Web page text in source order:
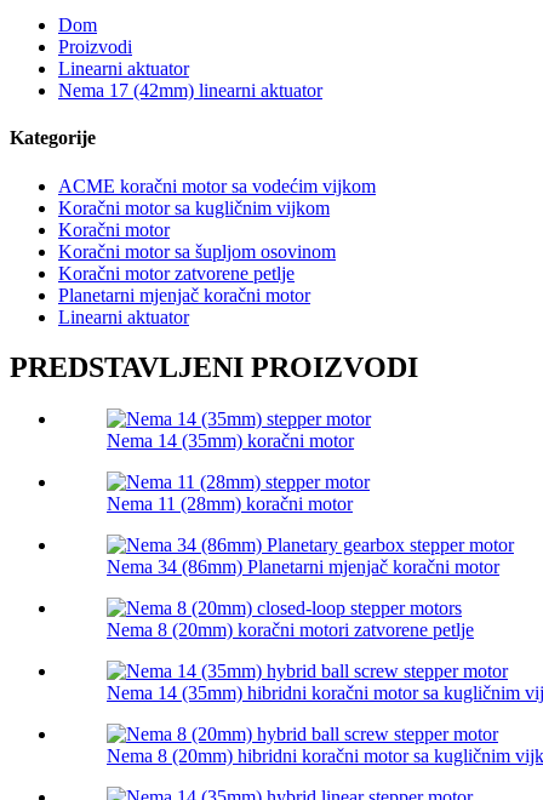
Dom
Proizvodi
Linearni aktuator
Nema 17 (42mm) linearni aktuator
Kategorije
ACME koračni motor sa vodećim vijkom
Koračni motor sa kugličnim vijkom
Koračni motor
Koračni motor sa šupljom osovinom
Koračni motor zatvorene petlje
Planetarni mjenjač koračni motor
Linearni aktuator
PREDSTAVLJENI PROIZVODI
Nema 14 (35mm) koračni motor
Nema 11 (28mm) koračni motor
Nema 34 (86mm) Planetarni mjenjač koračni motor
Nema 8 (20mm) koračni motori zatvorene petlje
Nema 14 (35mm) hibridni koračni motor sa kugličnim
Nema 8 (20mm) hibridni koračni motor sa kugličnim